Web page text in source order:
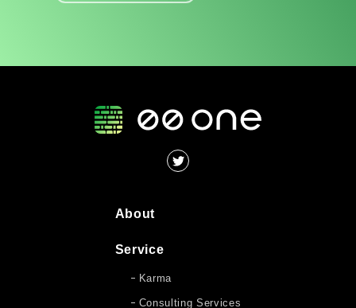
About
Service
Karma
Consulting Services